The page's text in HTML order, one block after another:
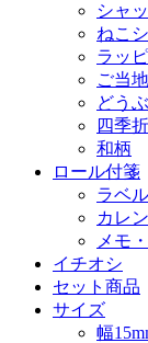
シャ
ねこ
ラッ
ご当
どう
四季
和柄
ロール付箋
ラベ
カレ
メモ
イチオシ
セット商品
サイズ
幅